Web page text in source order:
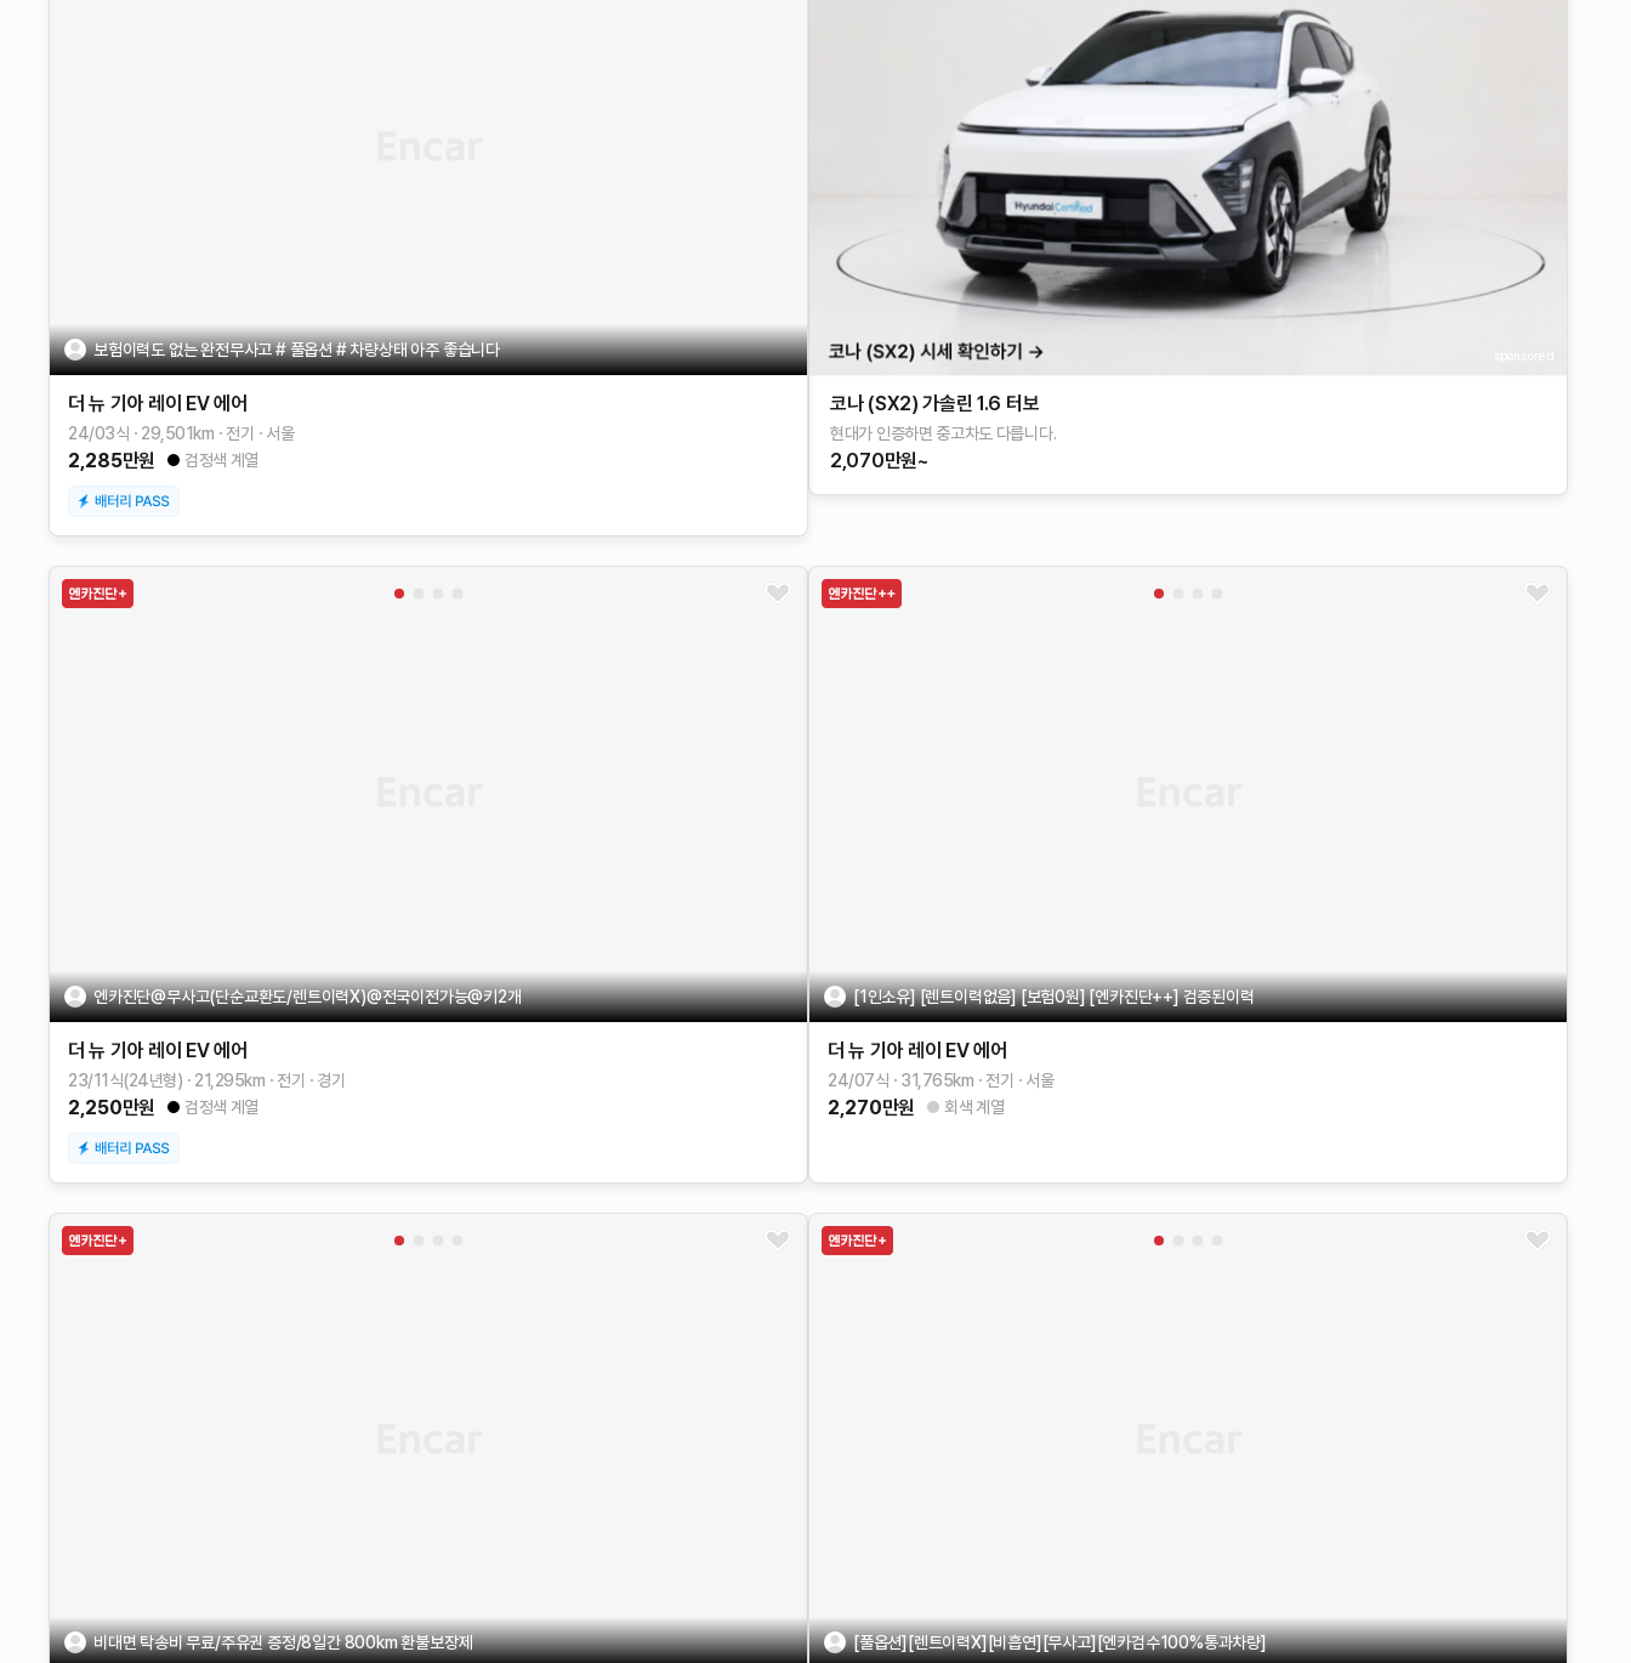
보험이력도 없는 완전무사고 # 풀옵션 # 차량상태 아주 좋습니다
더 뉴 기아 레이 EV에어
24/03식 29,501 km 전기 서울
2,285만원 검정색 계열
코나 (SX2) 가솔린 1.6 터보
현대가 인증하면 중고차도 다릅니다.
2,070만원~
엔카진단@무사고(단순교환도/렌트이력X)@전국이전가능@키2개
더 뉴 기아 레이 EV에어
23/11식(24년형) 21,295km 전기 경기
2,250만원 검정색 계열
[1인소유] [렌트이력없음] [보험0원] [엔카진단++] 검증된이력
더 뉴 기아 레이 EV에어
24/07식 31,765km 전기 서울
2,270만원 회색 계열
비대면 탁송비 무료/주유권 증정/8일간 800km 환불보장제 [풀옵션][렌트이력X][비흡연][무사고][엔카검수100%통과차량]